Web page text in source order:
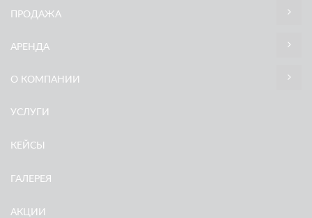
ПРОДАЖА
АРЕНДА
О КОМПАНИИ
УСЛУГИ
КЕЙСЫ
ГАЛЕРЕЯ
АКЦИИ